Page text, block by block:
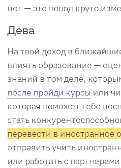
нет — это повод круто
Дева
На твой доход в
влиять образование —
знаний в том деле,
после пройди курсы или
которая поможет тебе
стать
перевести в иностранное
отправить учить
или работать с